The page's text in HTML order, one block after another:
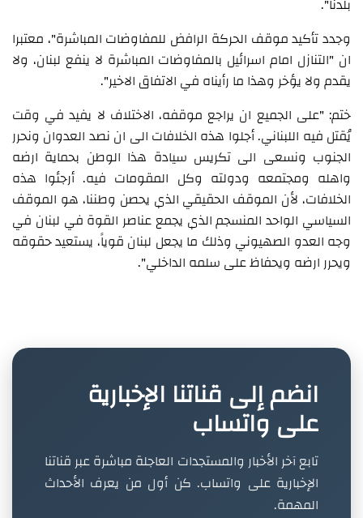
وجدد تأكيد موقف الحركة الرافض للمفاوضات المباشرة"، معتبرا
ان "التنازل امام اسرائيل بالمفاوضات المباشرة لا ينفع لبنان، ولا
يقدم ولا يؤخر وهذا ما رأيناه في الاتفاق الاخير".
ختم: "على الجميع ان يراجع موقفه، الاختلاف لا يفيد في وقت
يُقتل فيه اللبناني. أجلوا هذه الخلافات الى ان نصد العدوان ونحرر
الجنوب ونسعى الى تكريس سيادة هذا الوطن بحماية ارضه
واهله ومجتمعه ودولته وكل المقومات فيه. أرجئوا هذه
الخلافات، لأن الموقف الحقيقي الذي يحصن وطننا، هو الموقف
السياسي الواحد المنسجم الذي يجمع عناصر القوة في لبنان في
وجه العدو الصهيوني وذلك ما يجعل لبنان قوياً، يستعيد حقوقه
ويحرر ارضه ويحفاظ على سلمه الداخلي".
انضم إلى قناتنا الإخبارية
على واتساب
تابع آخر الأخبار والمستجدات العاجلة مباشرة عبر قناتنا
الإخبارية على واتساب. كن أول من يعرف الأحداث
المهمة.